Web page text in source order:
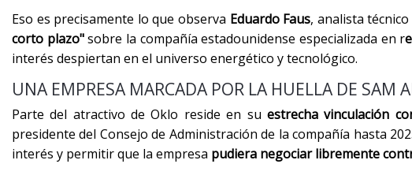
Eso es precisamente lo que observa Eduardo Faus, analista técnico
corto plazo"sobre la compañía estadounidense especializada en r
interés despiertan en el universo energético y tecnológico.
UNA EMPRESA MARCADA POR LA HUELLA DE SAM
Parte del atractivo de Oklo reside en su estrecha vinculación
presidente del Consejo de Administración de la compañía hasta
interés y permitir que la empresa pudiera negociar libremente